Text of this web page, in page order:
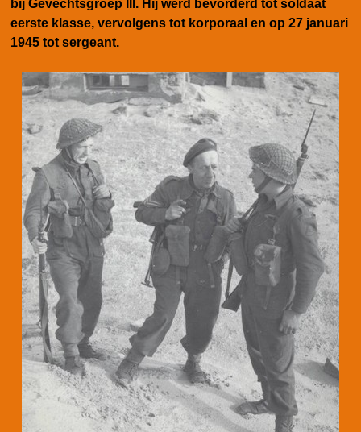
bij Gevechtsgroep III. Hij werd bevorderd tot soldaat
eerste klasse, vervolgens tot korporaal en op 27 januari
1945 tot sergeant.